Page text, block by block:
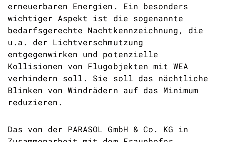
erneuerbaren Energien. Ein besonders
wichtiger Aspekt ist die sogenannte
bedarfsgerechte Nachtkennzeichnung, die
u.a. der Lichtverschmutzung
entgegenwirken und potenzielle
Kollisionen von Flugobjekten mit WEA
verhindern soll. Sie soll das nächtliche
Blinken von Windrädern auf das Minimum
reduzieren.
Das von der PARASOL GmbH & Co. KG in